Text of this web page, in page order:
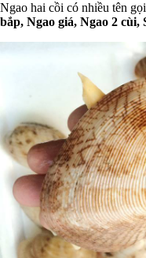
Ngao hai cồi có nhiều tên
bắp, Ngao giá, Ngao 2 cùi,